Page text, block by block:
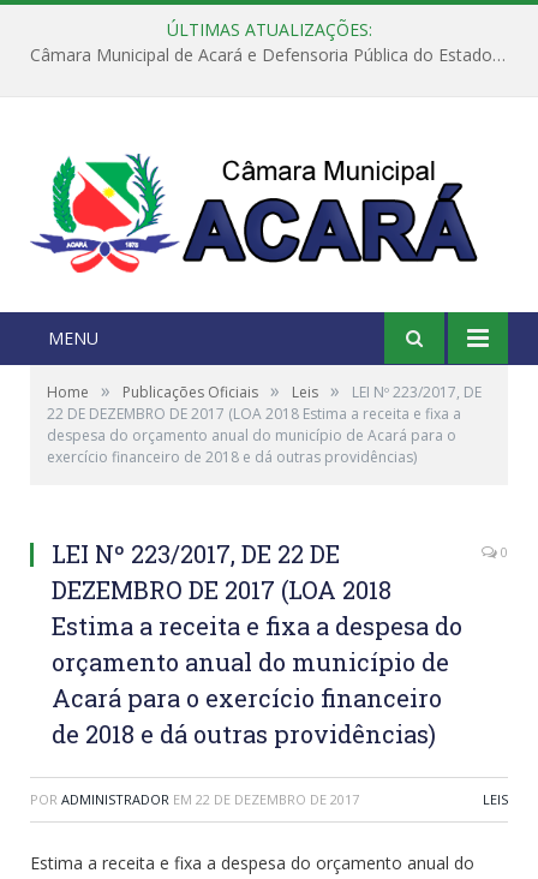
ÚLTIMAS ATUALIZAÇÕES:
Câmara Municipal de Acará e Defensoria Pública do Estado, promovem Ação Balcão de Direitos
MENU
Home » Publicações Oficiais » Leis »
LEI Nº 223/2017, DE
22 DE DEZEMBRO DE 2017 (LOA 2018 Estima a receita e fixa a
despesa do orçamento anual do município de Acará para o
exercício financeiro de 2018 e dá outras providências)
LEI Nº 223/2017, DE 22 DE
DEZEMBRO DE 2017 (LOA 2018
Estima a receita e fixa a despesa do
orçamento anual do município de
Acará para o exercício financeiro
de 2018 e dá outras providências)
0
POR ADMINISTRADOR EM 22 DE DEZEMBRO DE 2017 LEIS
Estima a receita e fixa a despesa do orçamento anual do